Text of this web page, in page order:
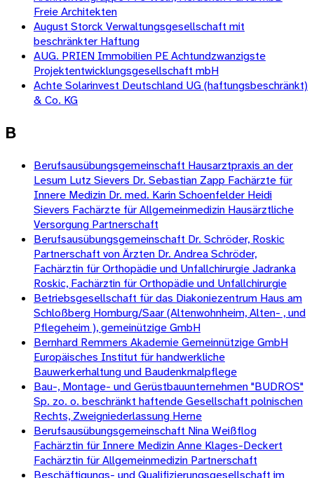
Freie Architekten
August Storck Verwaltungsgesellschaft mit
beschränkter Haftung
AUG. PRIEN Immobilien PE Achtundzwanzigste
Projektentwicklungsgesellschaft mbH
Achte Solarinvest Deutschland UG (haftungsbeschränkt)
& Co. KG
B
Berufsausübungsgemeinschaft Hausarztpraxis an der
Lesum Lutz Sievers Dr. Sebastian Zapp Fachärzte für
Innere Medizin Dr. med. Karin Schoenfelder Heidi
Sievers Fachärzte für Allgemeinmedizin Hausärztliche
Versorgung Partnerschaft
Berufsausübungsgemeinschaft Dr. Schröder, Roskic
Partnerschaft von Ärzten Dr. Andrea Schröder,
Fachärztin für Orthopädie und Unfallchirurgie Jadranka
Roskic, Fachärztin für Orthopädie und Unfallchirurgie
Betriebsgesellschaft für das Diakoniezentrum Haus am
Schloßberg Homburg/Saar (Altenwohnheim, Alten- , und
Pflegeheim ), gemeinützige GmbH
Bernhard Remmers Akademie Gemeinnützige GmbH
Europäisches Institut für handwerkliche
Bauwerkerhaltung und Baudenkmalpflege
Bau-, Montage- und Gerüstbauunternehmen "BUDROS"
Sp. zo. o. beschränkt haftende Gesellschaft polnischen
Rechts, Zweigniederlassung Herne
Berufsausübungsgemeinschaft Nina Weißflog
Fachärztin für Innere Medizin Anne Klages-Deckert
Fachärztin für Allgemeinmedizin Partnerschaft
Beschäftigungs- und Qualifizierungsgesellschaft im